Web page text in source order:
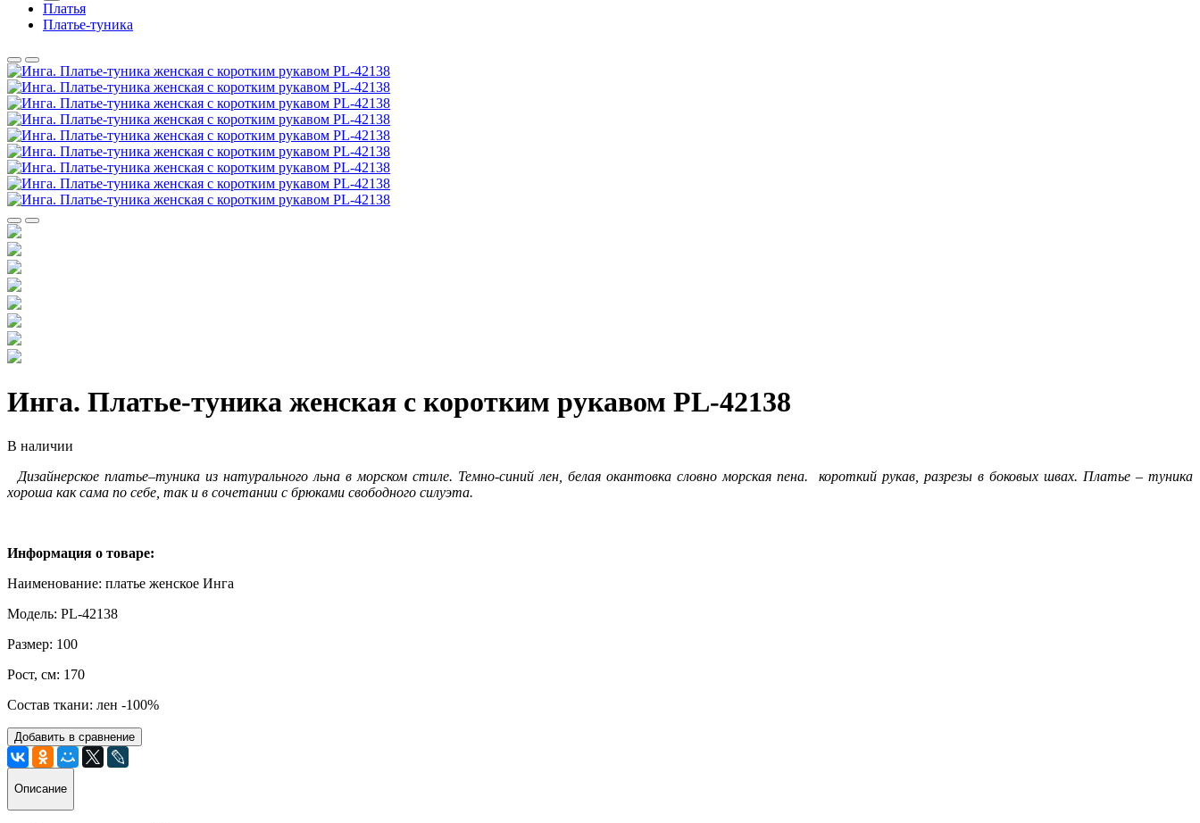
Платья
Платье-туника
Инга. Платье-туника женская с коротким рукавом PL-42138
В наличии
Дизайнерское платье–туника из натурального льна в морском стиле. Темно-синий лен, белая окантовка словно морская пена. короткий рукав, разрезы в боковых швах. Платье – туника
хороша как сама по себе, так и в сочетании с брюками свободного силуэта.
Информация о товаре:
Наименование: платье женское Инга
Модель: PL-42138
Размер: 100
Рост, см: 170
Состав ткани: лен -100%
Добавить в сравнение
Описание